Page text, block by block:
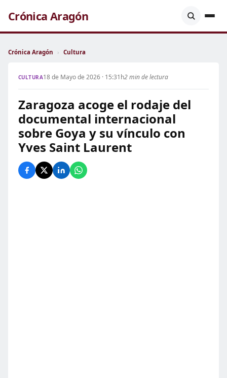
Crónica Aragón
Crónica Aragón › Cultura
CULTURA18 de Mayo de 2026 · 15:31h2 min de lectura
Zaragoza acoge el rodaje del
documental internacional
sobre Goya y su vínculo con
Yves Saint Laurent